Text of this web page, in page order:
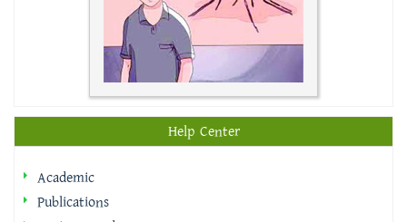
Help Center
Academic
Publications